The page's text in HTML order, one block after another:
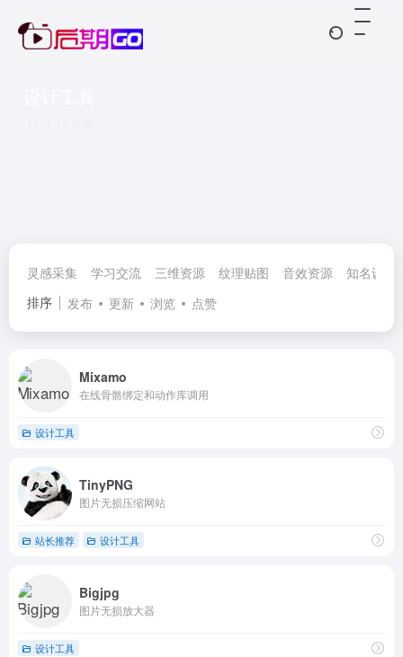
灵感采集 学习交流 三维资源 纹理贴图 音效资源
知名设计
排序
发布 更新 浏览 点赞
Mixamo
在线骨骼绑定和动作库调用
设计工具
TinyPNG
图片无损压缩网站
站长推荐 设计工具
Bigjpg
图片无损放大器
设计工具